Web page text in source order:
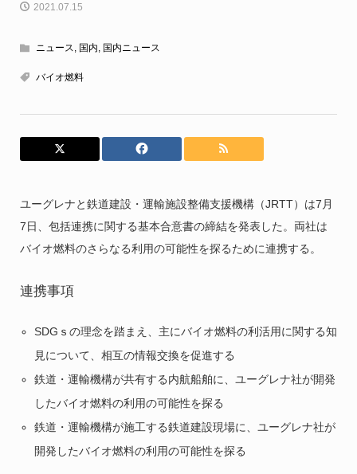
2021.07.15
ニュース, 国内, 国内ニュース
バイオ燃料
ユーグレナと鉄道建設・運輸施設整備支援機構（JRTT）は7月
7日、包括連携に関する基本合意書の締結を発表した。両社は
バイオ燃料のさらなる利用の可能性を探るために連携する。
連携事項
SDGｓの理念を踏まえ、主にバイオ燃料の利活用に関する知
見について、相互の情報交換を促進する
鉄道・運輸機構が共有する内航船舶に、ユーグレナ社が開発
したバイオ燃料の利用の可能性を探る
鉄道・運輸機構が施工する鉄道建設現場に、ユーグレナ社が
開発したバイオ燃料の利用の可能性を探る